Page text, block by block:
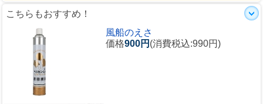
こちらもおすすめ！
風船のえさ
価格900円 (消費税込:990円)